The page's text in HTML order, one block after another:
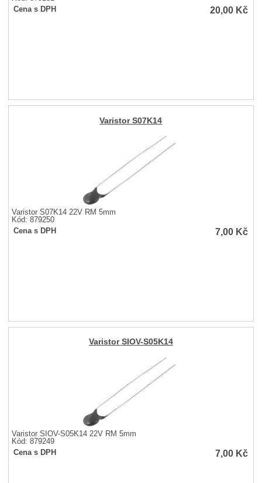
Cena s DPH
20,00 Kč
Varistor S07K14
Varistor S07K14 22V RM 5mm
Kód: 879250
Cena s DPH
7,00 Kč
Varistor SIOV-S05K14
Varistor SIOV-S05K14 22V RM 5mm
Kód: 879249
Cena s DPH
7,00 Kč